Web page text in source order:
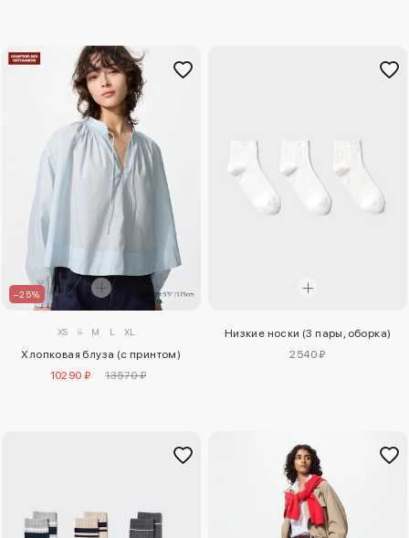
–25%
XS S M L XL
Хлопковая блуза (с принтом)
10290 ₽
13570 ₽
Низкие носки (3 пары, оборка)
2540 ₽